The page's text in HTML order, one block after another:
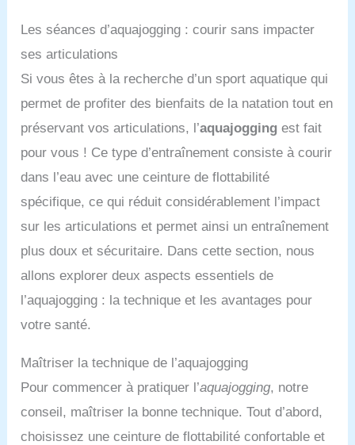
Les séances d’aquajogging : courir sans impacter
ses articulations
Si vous êtes à la recherche d’un sport aquatique qui
permet de profiter des bienfaits de la natation tout en
préservant vos articulations, l’aquajogging est fait
pour vous ! Ce type d’entraînement consiste à courir
dans l’eau avec une ceinture de flottabilité
spécifique, ce qui réduit considérablement l’impact
sur les articulations et permet ainsi un entraînement
plus doux et sécuritaire. Dans cette section, nous
allons explorer deux aspects essentiels de
l’aquajogging : la technique et les avantages pour
votre santé.
Maîtriser la technique de l’aquajogging
Pour commencer à pratiquer l’aquajogging, notre
conseil, maîtriser la bonne technique. Tout d’abord,
choisissez une ceinture de flottabilité confortable et